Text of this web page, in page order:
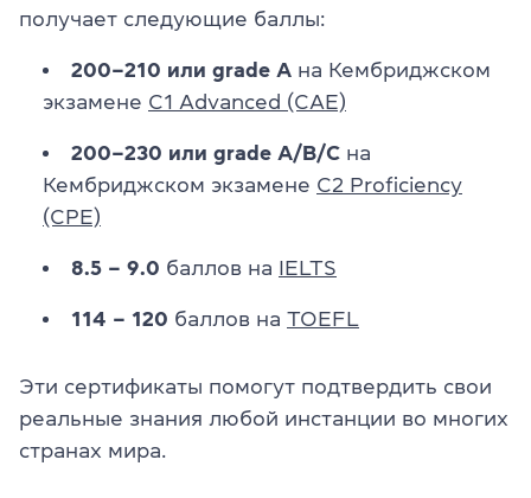
получает следующие баллы:
200–210 или grade A на Кембриджском
экзамене C1 Advanced (CAE)
200–230 или grade A/B/C на
Кембриджском экзамене C2 Proficiency
(CPE)
8.5 – 9.0 баллов на IELTS
114 – 120 баллов на TOEFL
Эти сертификаты помогут подтвердить свои
реальные знания любой инстанции во многих
странах мира.